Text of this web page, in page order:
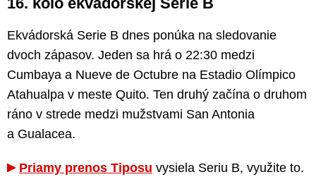
Ekvádorská Serie B dnes ponúka na sledovanie
dvoch zápasov. Jeden sa hrá o 22:30 medzi
Cumbaya a Nueve de Octubre na Estadio Olímpico
Atahualpa v meste Quito. Ten druhý začína o druhom
ráno v strede medzi mužstvami San Antonia
a Gualacea.
Priamy prenos Tiposu vysiela Seriu B, využite to.